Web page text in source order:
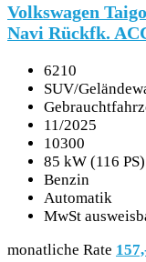
Volkswagen
Navi Rückfk.
6210
SUV/
11/2025
10300
85 kW (116 PS)
Benzin
Automatik
MwSt
monatliche Rate